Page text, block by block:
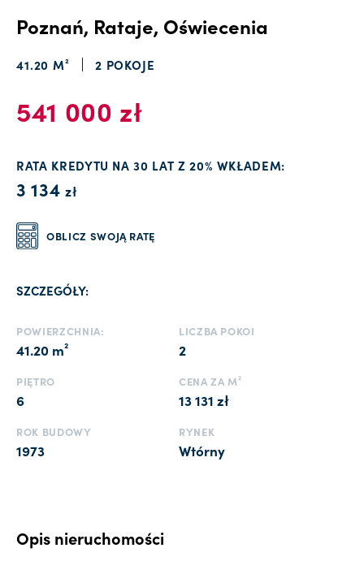
Poznań, Rataje, Oświecenia
41.20 M² 2 POKOJE
541 000 zł
RATA KREDYTU NA 30 LAT Z 20% WKŁADEM:
3 134 zł
OBLICZ SWOJĄ RATĘ
SZCZEGÓŁY:
POWIERZCHNIA:
41.20 m²
LICZBA POKOI
2
PIĘTRO
6
CENA ZA M²
13 131 zł
ROK BUDOWY
1973
RYNEK
Wtórny
Opis nieruchomości